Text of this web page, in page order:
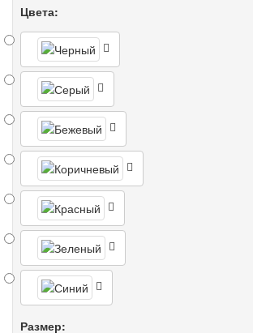
Цвета:
Размер: